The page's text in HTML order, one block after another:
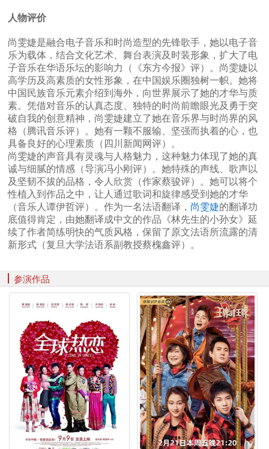
人物评价
尚雯婕是融合电子音乐和时尚造型的先锋歌手，她以电子音
乐为载体，结合文化艺术、舞台表演及时装形象，扩大了电
子音乐在华语乐坛的影响力（《东方今报》评）。尚雯婕以
高学历及高素质的女性形象，在中国娱乐圈独树一帜。她将
中国民族音乐元素介绍到海外，向世界展示了她的才华与质
素。凭借对音乐的认真态度、独特的时尚前瞻眼光及勇于突
破自我的创意精神，尚雯婕建立了她在音乐界与时尚界的风
格（腾讯音乐评）。她有一颗不服输、坚强而执着的心，也
具备良好的心理素质（四川新闻网评）。
尚雯婕的声音具有灵魂与人格魅力，这种魅力体现了她的真
诚与细腻的情感（导演冯小刚评）。她特殊的声线、歌声以
及坚韧不拔的品格，令人欣赏（作家蔡骏评）。她可以将个
性植入到作品之中，让人通过歌词和旋律感受到她的才华
（音乐人谭伊哲评）。作为一名法语翻译， 尚雯婕的翻译功
底值得肯定，由她翻译成中文的作品《林先生的小孙女》延
续了作者简练明快的气质风格，保留了原文法语所流露的清
新形式（复旦大学法语系副教授蔡槐鑫评）。
参演作品